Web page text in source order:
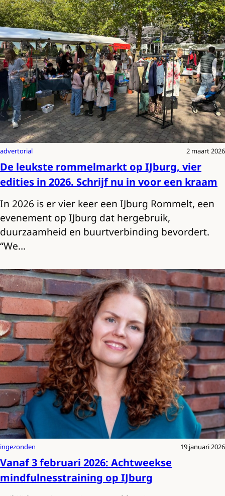
advertorial 2 maart 2026
De leukste rommelmarkt op IJburg, vier
edities in 2026. Schrijf nu in voor een kraam
In 2026 is er vier keer een IJburg Rommelt, een
evenement op IJburg dat hergebruik,
duurzaamheid en buurtverbinding bevordert.
“We…
ingezonden 19 januari 2026
Vanaf 3 februari 2026: Achtweekse
mindfulnesstraining op IJburg